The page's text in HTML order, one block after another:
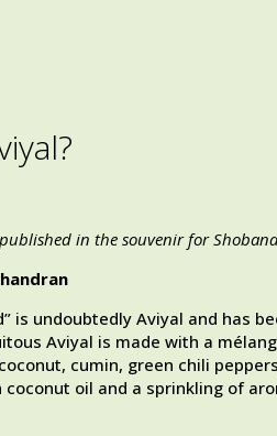
in the souvenir for
is undoubtedly Aviyal and has
Aviyal is made with a
cumin, green chili
oil and a sprinkling of